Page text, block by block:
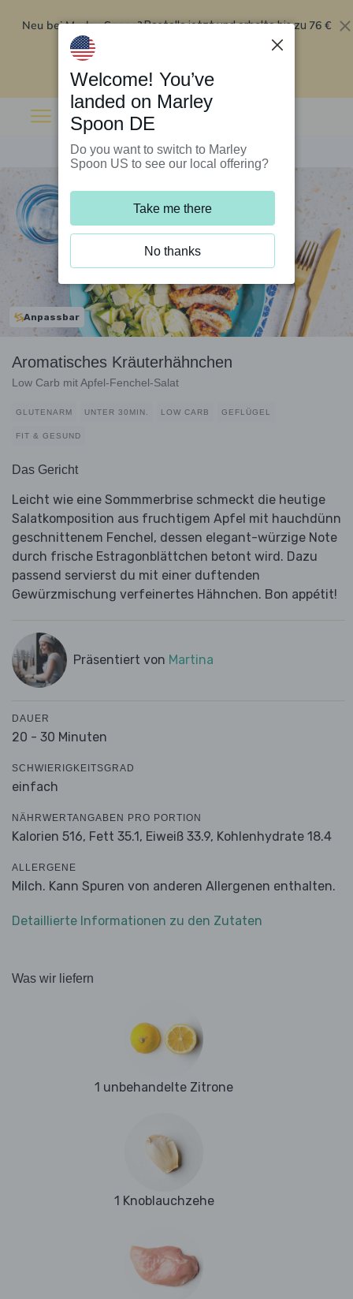
Neu bei Marley Spoon?Bestelle jetzt und erhalte bis zu 76 €
Rabatt auf deine ersten fünf Boxen
Anpassbar
Aromatisches Kräuterhähnchen
Low Carb mit Apfel-Fenchel-Salat
GLUTENARM UNTER 30MIN. LOW CARB GEFLÜGEL
FIT & GESUND
Das Gericht
Leicht wie eine Sommmerbrise schmeckt die heutige
Salatkomposition aus fruchtigem Apfel mit hauchdünn
geschnittenem Fenchel, dessen elegant-würzige Note
durch frische Estragonblättchen betont wird. Dazu
passend servierst du mit einer duftenden
Gewürzmischung verfeinertes Hähnchen. Bon appétit!
Präsentiert von Martina
DAUER
20 - 30 Minuten
SCHWIERIGKEITSGRAD
einfach
NÄHRWERTANGABEN PRO PORTION
Kalorien 516, Fett 35.1, Eiweiß 33.9, Kohlenhydrate 18.4
ALLERGENE
Milch. Kann Spuren von anderen Allergenen enthalten.
Detaillierte Informationen zu den Zutaten
Was wir liefern
1 unbehandelte Zitrone
1 Knoblauchzehe
Welcome! You’ve
landed on Marley
Spoon DE
Do you want to switch to Marley
Spoon US to see our local offering?
Take me there
No thanks